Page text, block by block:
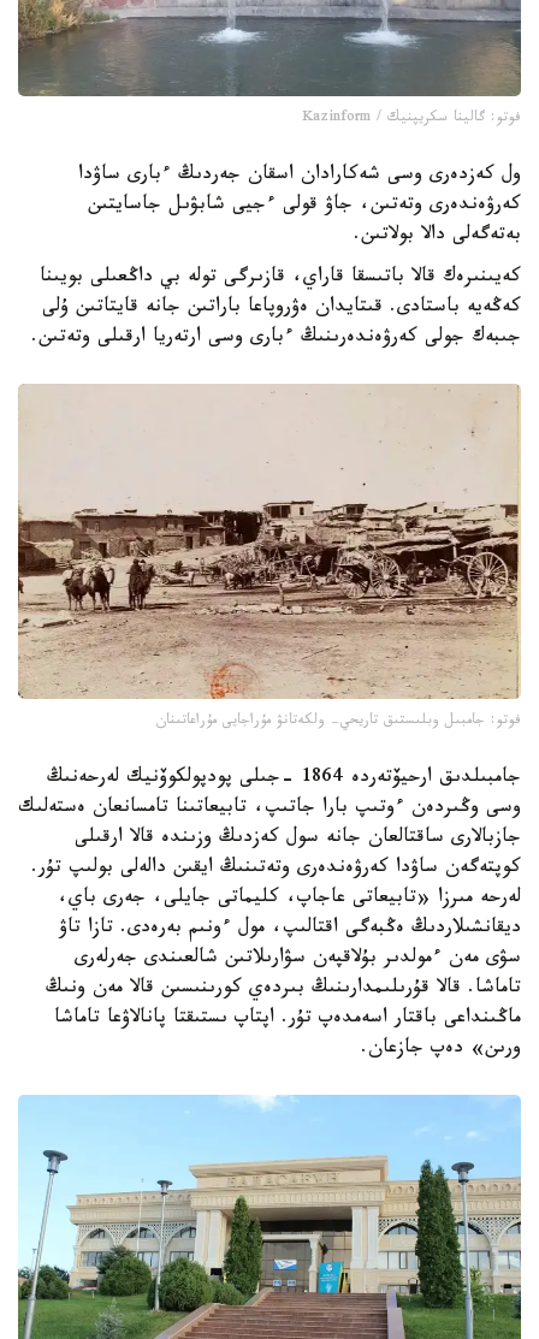
فوتو: گالينا سكريپنيك / Kazinform
ول كەزدەرى وسى شەكارادان اسقان جەردىڭ ءبارى ساۋدا
كەرۋەندەرى وتەتىن، جاۋ قولى ءجيى شابۋىل جاسايتىن
بەتەگەلى دالا بولاتىن.
كەيىنىرەك قالا باتىسقا قاراي، قازىرگى تولە بي داڭعىلى بويىنا
كەڭەيە باستادى. قىتايدان ەۋروپاعا باراتىن جانە قايتاتىن ۇلى
جىبەك جولى كەرۋەندەرىنىڭ ءبارى وسى ارتەريا ارقىلى وتەتىن.
فوتو: جامبىل وبلىستىق تاريحي- ولكەتانۋ مۇراجايى مۇراعاتىنان
جامبىلدىق ارحيۆتەردە 1864 -جىلى پودپولكوۆنيك لەرحەنىڭ
وسى وڭىردەن ءوتىپ بارا جاتىپ، تابيعاتىنا تامسانعان ەستەلىك
جازبالارى ساقتالعان جانە سول كەزدىڭ وزىندە قالا ارقىلى
كوپتەگەن ساۋدا كەرۋەندەرى وتەتىنىڭ ايقىن دالەلى بولىپ تۇر.
لەرحە مىرزا «تابيعاتى عاجاپ، كليماتى جايلى، جەرى باي،
ديقانشىلاردىڭ ەڭبەگى اقتالىپ، مول ءونىم بەرەدى. تازا تاۋ
سۋى مەن ءمولدىر بۇلاقپەن سۋارىلاتىن شالعىندى جەرلەرى
تاماشا. قالا قۇرىلىمدارىنىڭ بىردەي كورىنىسىن قالا مەن ونىڭ
ماڭىنداعى باقتار اسەمدەپ تۇر. اپتاپ ىستىقتا پانالاۋعا تاماشا
ورىن» دەپ جازعان.